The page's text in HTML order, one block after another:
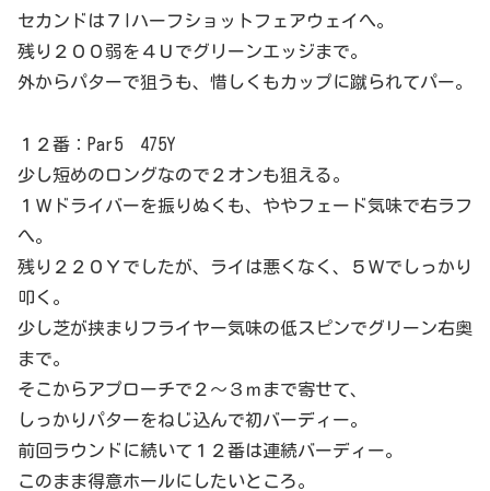
セカンドは７Iハーフショットフェアウェイへ。
残り２００弱を４Ｕでグリーンエッジまで。
外からパターで狙うも、惜しくもカップに蹴られてパー。
１２番：Par5 475Y
少し短めのロングなので２オンも狙える。
１Ｗドライバーを振りぬくも、ややフェード気味で右ラフ
へ。
残り２２０Ｙでしたが、ライは悪くなく、５Ｗでしっかり
叩く。
少し芝が挟まりフライヤー気味の低スピンでグリーン右奥
まで。
そこからアプローチで２～３ｍまで寄せて、
しっかりパターをねじ込んで初バーディー。
前回ラウンドに続いて１２番は連続バーディー。
このまま得意ホールにしたいところ。